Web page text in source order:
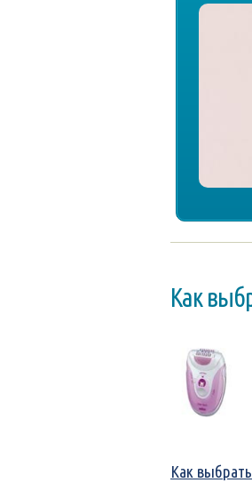
Как
Как